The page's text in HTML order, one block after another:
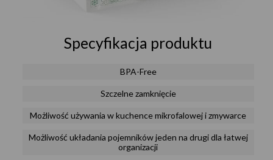
Specyfikacja produktu
BPA-Free
Szczelne zamknięcie
Możliwość używania w kuchence mikrofalowej i zmywarce
Możliwość układania pojemników jeden na drugi dla łatwej
organizacji